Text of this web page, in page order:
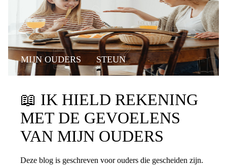
MIJN OUDERS STEUN
📖 IK HIELD REKENING
MET DE GEVOELENS
VAN MIJN OUDERS
Deze blog is geschreven voor ouders die gescheiden zijn.